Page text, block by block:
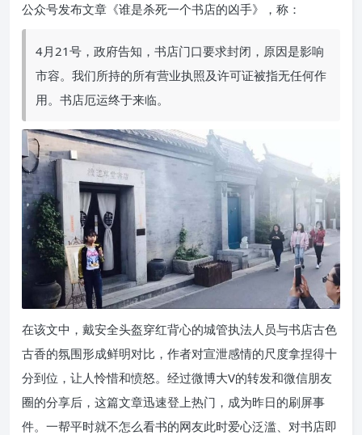
公众号发布文章《谁是杀死一个书店的凶手》，称：
4月21号，政府告知，书店门口要求封闭，原因是影响
市容。我们所持的所有营业执照及许可证被指无任何作
用。书店厄运终于来临。
在该文中，戴安全头盔穿红背心的城管执法人员与书店古色
古香的氛围形成鲜明对比，作者对宣泄感情的尺度拿捏得十
分到位，让人怜惜和愤怒。经过微博大V的转发和微信朋友
圈的分享后，这篇文章迅速登上热门，成为昨日的刷屏事
件。一帮平时就不怎么看书的网友此时爱心泛滥、对书店即